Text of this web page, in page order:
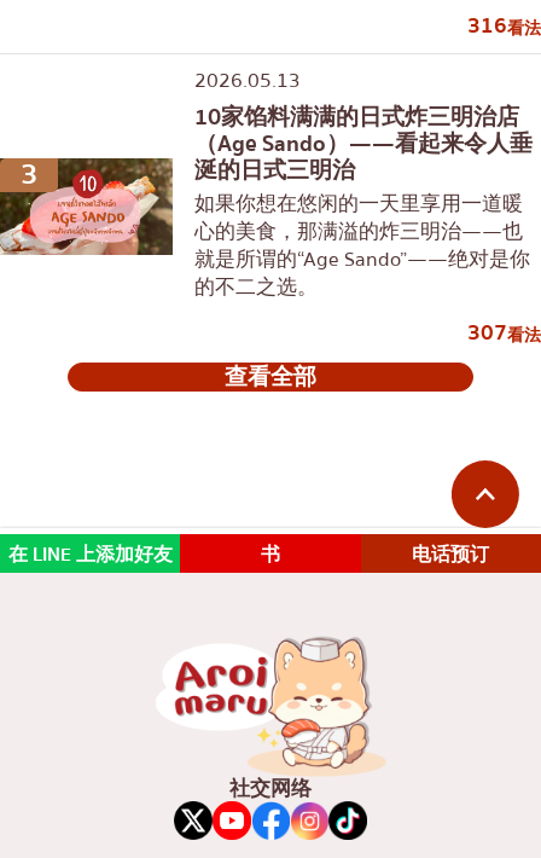
316看法
3
2026.05.13
10家馅料满满的日式炸三明治店
（Age Sando）——看起来令人垂
涎的日式三明治
如果你想在悠闲的一天里享用一道暖
心的美食，那满溢的炸三明治——也
就是所谓的“Age Sando”——绝对是你
的不二之选。
307看法
查看全部
在 LINE 上添加好友 书 电话预订
社交网络